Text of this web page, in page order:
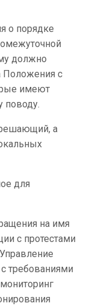
о порядке
должно
Положения с
имеют
поводу.
а
для
на имя
с протестами
требованиями